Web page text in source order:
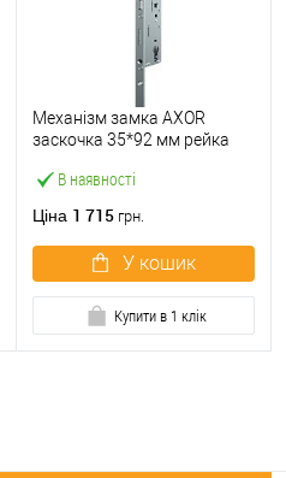
В наявності
Механізм замка AXOR
заскочка 35*92 мм рейка
Ціна 1 715 грн.
У кошик
Купити в 1 клік